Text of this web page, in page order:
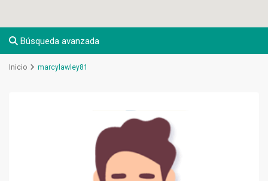
Búsqueda avanzada
Inicio marcylawley81